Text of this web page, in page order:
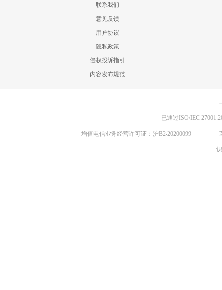
联系我们
意见反馈
用户协议
隐私政策
侵权投诉指引
内容发布规范
已通过ISO/IEC
增值电信业务经营许可证：沪B2-20200099